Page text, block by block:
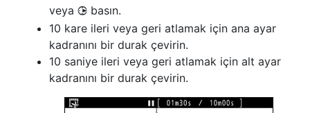
veya 2 basın.
10 kare ileri veya geri atlamak için ana ayar
kadranını bir durak çevirin.
10 saniye ileri veya geri atlamak için alt ayar
kadranını bir durak çevirin.